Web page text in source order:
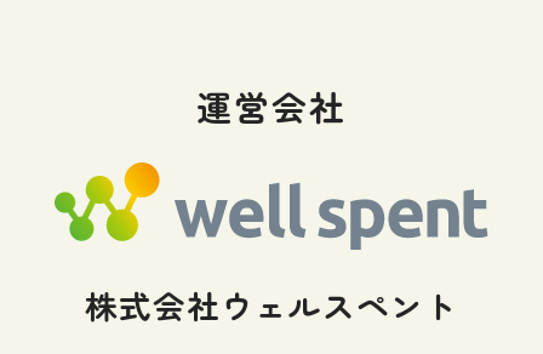
運営会社
株式会社ウェルスペント